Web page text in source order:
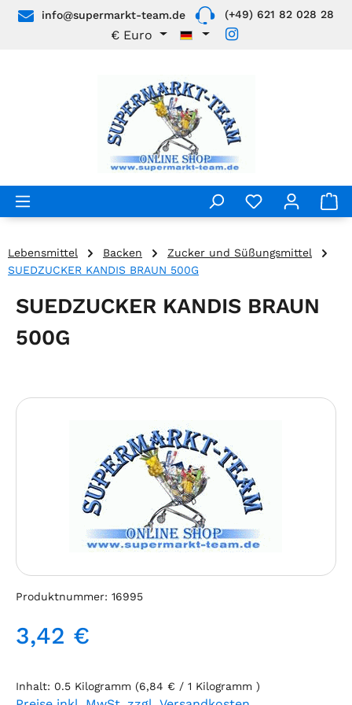
Zum Hauptinhalt springen
info@supermarkt-team.de (+49) 621 82 028 28
€ Euro
Lebensmittel Backen
Zucker und Süßungsmittel
SUEDZUCKER KANDIS BRAUN 500G
SUEDZUCKER KANDIS BRAUN
500G
Bildergalerie überspringen
Produktnummer: 16995
Regulärer Preis:
3,42 €
Inhalt: 0.5 Kilogramm (6,84 € / 1 Kilogramm )